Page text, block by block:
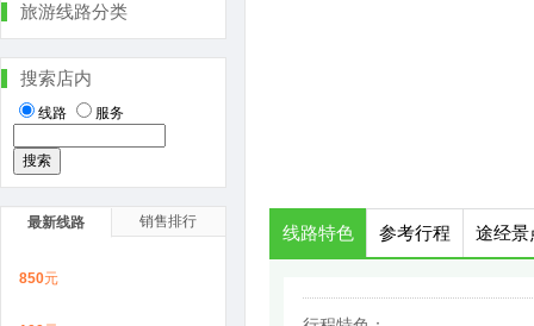
线路特色 参考行程 途经景
旅游线路分类
搜索店内
线路 服务
最新线路 销售排行
850元